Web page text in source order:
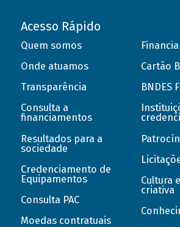
Acesso Rápido
Quem somos
Onde atuamos
Transparência
Consulta a
financiamentos
Resultados para a
sociedade
Credenciamento de
Equipamentos
Consulta PAC
Moedas contratuais
Cartão
BNDES
Cultura
criativa